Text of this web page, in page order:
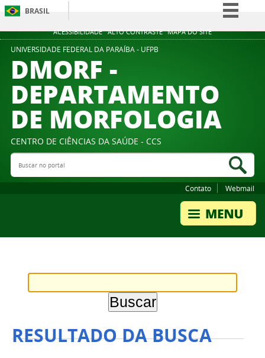
ACESSIBILIDADE ALTO CONTRASTE MAPA DO SITE
BRASIL
Simplifique!
Acesso à informação
Legislação
Canais
UNIVERSIDADE FEDERAL DA PARAÍBA - UFPB
DMORF -
DEPARTAMENTO
DE MORFOLOGIA
CENTRO DE CIÊNCIAS DA SAÚDE - CCS
Buscar no portal
Contato Webmail
RESULTADO DA BUSCA